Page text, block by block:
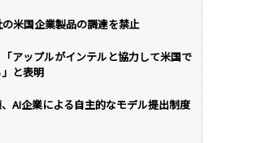
米国企業製品の調達を禁止
アップルがインテルと協力して米国で
と表明
AI企業による自主的なモデル提出制度